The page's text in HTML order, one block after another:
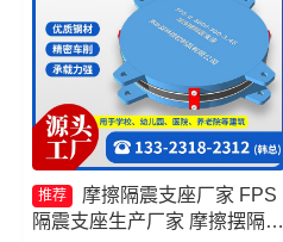
推荐
摩擦隔震支座厂家 FPS
隔震支座生产厂家 摩擦摆隔震